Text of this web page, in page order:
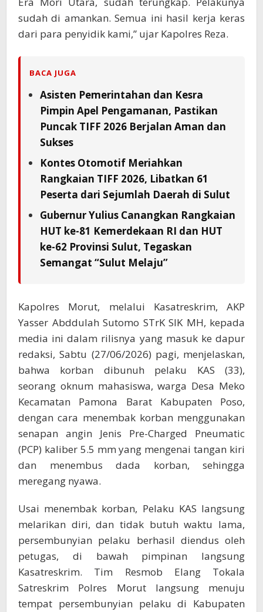
sudah di amankan. Semua ini hasil kerja keras
dari para penyidik kami,” ujar Kapolres Reza.
BACA JUGA
Asisten Pemerintahan dan Kesra
Pimpin Apel Pengamanan, Pastikan
Puncak TIFF 2026 Berjalan Aman dan
Sukses
Kontes Otomotif Meriahkan
Rangkaian TIFF 2026, Libatkan 61
Peserta dari Sejumlah Daerah di Sulut
Gubernur Yulius Canangkan Rangkaian
HUT ke-81 Kemerdekaan RI dan HUT
ke-62 Provinsi Sulut, Tegaskan
Semangat “Sulut Melaju”
Kapolres Morut, melalui Kasatreskrim, AKP
Yasser Abddulah Sutomo STrK SIK MH, kepada
media ini dalam rilisnya yang masuk ke dapur
redaksi, Sabtu (27/06/2026) pagi, menjelaskan,
bahwa korban dibunuh pelaku KAS (33),
seorang oknum mahasiswa, warga Desa Meko
Kecamatan Pamona Barat Kabupaten Poso,
dengan cara menembak korban menggunakan
senapan angin Jenis Pre-Charged Pneumatic
(PCP) kaliber 5.5 mm yang mengenai tangan kiri
dan menembus dada korban, sehingga
meregang nyawa.
Usai menembak korban, Pelaku KAS langsung
melarikan diri, dan tidak butuh waktu lama,
persembunyian pelaku berhasil diendus oleh
petugas, di bawah pimpinan langsung
Kasatreskrim. Tim Resmob Elang Tokala
Satreskrim Polres Morut langsung menuju
tempat persembunyian pelaku di Kabupaten